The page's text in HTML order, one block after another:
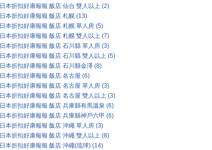
日本折扣好康報報 飯店 仙台 雙人以上 (2)
日本折扣好康報報 飯店 札幌 (13)
日本折扣好康報報 飯店 札幌 單人房 (5)
日本折扣好康報報 飯店 札幌 雙人以上 (7)
日本折扣好康報報 飯店 石川縣 單人房 (3)
日本折扣好康報報 飯店 石川縣 雙人以上 (5)
日本折扣好康報報 飯店 石川縣金澤 (8)
日本折扣好康報報 飯店 名古屋 (6)
日本折扣好康報報 飯店 名古屋 單人房 (3)
日本折扣好康報報 飯店 名古屋 雙人以上 (3)
日本折扣好康報報 飯店 兵庫縣有馬溫泉 (6)
日本折扣好康報報 飯店 兵庫縣神戶六甲 (6)
日本折扣好康報報 飯店 沖繩 單人房 (3)
日本折扣好康報報 飯店 沖繩 雙人以上 (8)
日本折扣好康報報 飯店 沖繩(琉球) (14)